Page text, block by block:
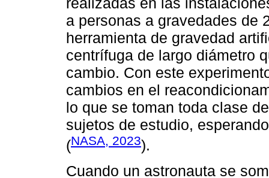
a personas a gravedades de
herramienta de gravedad
centrífuga de largo diámetro
cambio. Con este
cambios en el
lo que se toman toda clase
sujetos de estudio,
(NASA, 2023).
Cuando un astronauta se